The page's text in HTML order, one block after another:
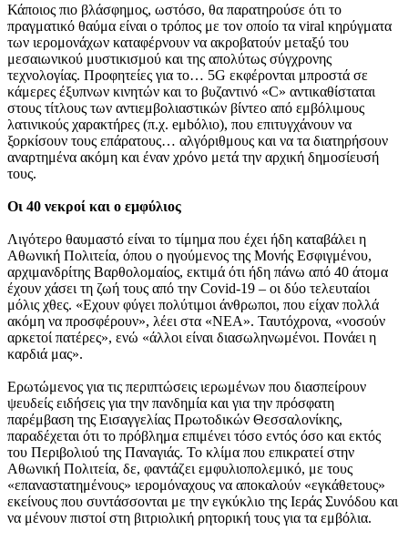
Κάποιος πιο βλάσφημος, ωστόσο, θα παρατηρούσε ότι το
πραγματικό θαύμα είναι ο τρόπος με τον οποίο τα viral κηρύγματα
των ιερομονάχων καταφέρνουν να ακροβατούν μεταξύ του
μεσαιωνικού μυστικισμού και της απολύτως σύγχρονης
τεχνολογίας. Προφητείες για το… 5G εκφέρονται μπροστά σε
κάμερες έξυπνων κινητών και το βυζαντινό «C» αντικαθίσταται
στους τίτλους των αντιεμβολιαστικών βίντεο από εμβόλιμους
λατινικούς χαρακτήρες (π.χ. eμbόλιο), που επιτυγχάνουν να
ξορκίσουν τους επάρατους… αλγόριθμους και να τα διατηρήσουν
αναρτημένα ακόμη και έναν χρόνο μετά την αρχική δημοσίευσή
τους.
Οι 40 νεκροί και ο εμφύλιος
Λιγότερο θαυμαστό είναι το τίμημα που έχει ήδη καταβάλει η
Αθωνική Πολιτεία, όπου ο ηγούμενος της Μονής Εσφιγμένου,
αρχιμανδρίτης Βαρθολομαίος, εκτιμά ότι ήδη πάνω από 40 άτομα
έχουν χάσει τη ζωή τους από την Covid-19 – οι δύο τελευταίοι
μόλις χθες. «Εχουν φύγει πολύτιμοι άνθρωποι, που είχαν πολλά
ακόμη να προσφέρουν», λέει στα «ΝΕΑ». Ταυτόχρονα, «νοσούν
αρκετοί πατέρες», ενώ «άλλοι είναι διασωληνωμένοι. Πονάει η
καρδιά μας».
Ερωτώμενος για τις περιπτώσεις ιερωμένων που διασπείρουν
ψευδείς ειδήσεις για την πανδημία και για την πρόσφατη
παρέμβαση της Εισαγγελίας Πρωτοδικών Θεσσαλονίκης,
παραδέχεται ότι το πρόβλημα επιμένει τόσο εντός όσο και εκτός
του Περιβολιού της Παναγιάς. Το κλίμα που επικρατεί στην
Αθωνική Πολιτεία, δε, φαντάζει εμφυλιοπολεμικό, με τους
«επαναστατημένους» ιερομόναχους να αποκαλούν «εγκάθετους»
εκείνους που συντάσσονται με την εγκύκλιο της Ιεράς Συνόδου και
να μένουν πιστοί στη βιτριολική ρητορική τους για τα εμβόλια.